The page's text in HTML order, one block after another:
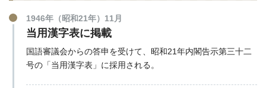
1946年（昭和21年）11月
当用漢字表に掲載
国語審議会からの答申を受けて、昭和21年内閣告示第三十二
号の「当用漢字表」に採用される。